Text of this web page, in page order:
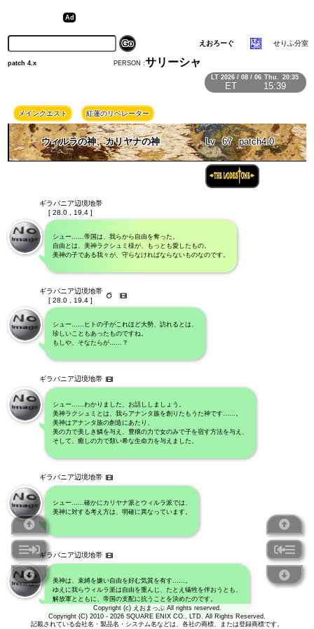
Copyright (c) えおまっぷ All rights reserved.
Copyright (C) 2010 - 2026 SQUARE ENIX CO., LTD. All Rights Reserved.
記載されている会社名・製品名・システム名などは、各社の商標、または登録商標です。
LT 2026 / 08 / 06 Thu. 20:35
ET 15:39
えおろーぐ せりふ分室
PERSON :サリーシャ
patch 4.x
メインクエスト 紅蓮のリベレーター
ウィルラの神、カリヤナの神 Lv 67 patch4.0
ギラバニア辺境地帯
[ 28.0 , 19.4 ]
シュー……帝国は、我らから自由を奪った。
自由とは、美神ラクシュミ様が、もっとも愛したもの。
美神の子である我々が、守らなければならないものなのです。
ギラバニア辺境地帯
[ 28.0 , 19.4 ]
シュー……ヒトの子がこれほど大勢、訪れるとは、
珍しいこともあったものですね。
もしや、そなたらが……？
ギラバニア辺境地帯
シュー……わかりました、お話ししましょう。
美神ラクシュミとは、我らアナンタ族を創りたもうた神です……。
美神はアナンタ族の創造にあたり、
美の力で美しき鱗を与え、豊穣の力で女のみで子を宿す方法を与え、
そして、癒しの力で類い希な生命力を与えました。
ギラバニア辺境地帯
シュー……確かにカリヤナ派とウィルラ派では、
美神に対する考え方は、明確に異なっています。
ギラバニア辺境地帯
美神は、束縛を嫌い自由を好む気質を有す……。
ゆえに我らウィルラ派は自由を重んじ、たとえ犠牲を伴おうとも、
解放軍とともに、帝国の支配に抗うことを決めたのです。